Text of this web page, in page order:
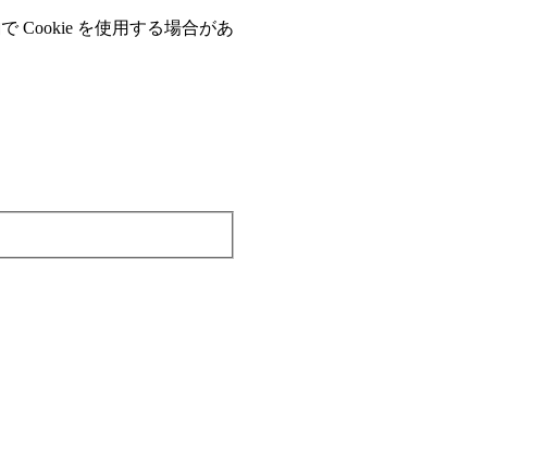
Cookie を使⽤する場合があ